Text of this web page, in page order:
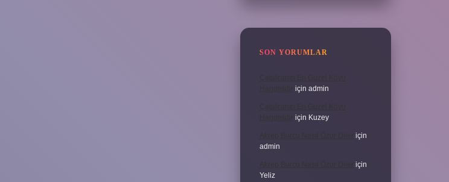
SON YORUMLAR
Çatalcanın En Güzel Köyü
Hangisidir için admin
Çatalcanın En Güzel Köyü
Hangisidir için Kuzey
Akrep Burcu Nasıl Özür Diler için
admin
Akrep Burcu Nasıl Özür Diler için
Yeliz